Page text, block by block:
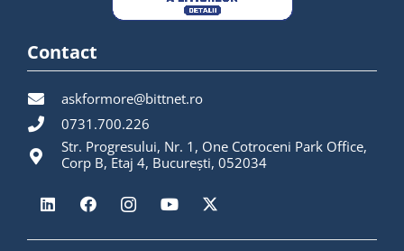
Contact
askformore@bittnet.ro
0731.700.226
Str. Progresului, Nr. 1, One Cotroceni Park Office,
Corp B, Etaj 4, București, 052034